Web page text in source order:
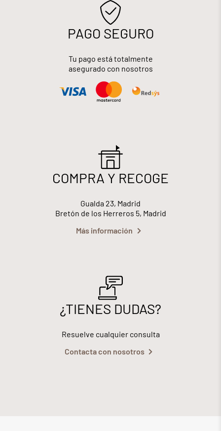
PAGO SEGURO
Tu pago está totalmente
asegurado con nosotros
COMPRA Y RECOGE
Gualda 23, Madrid
Bretón de los Herreros 5, Madrid
Más información
¿TIENES DUDAS?
Resuelve cualquier consulta
Contacta con nosotros